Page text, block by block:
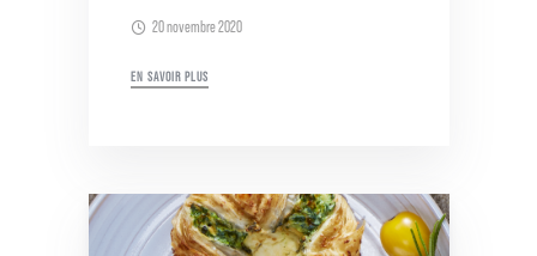
20 novembre 2020
EN SAVOIR PLUS